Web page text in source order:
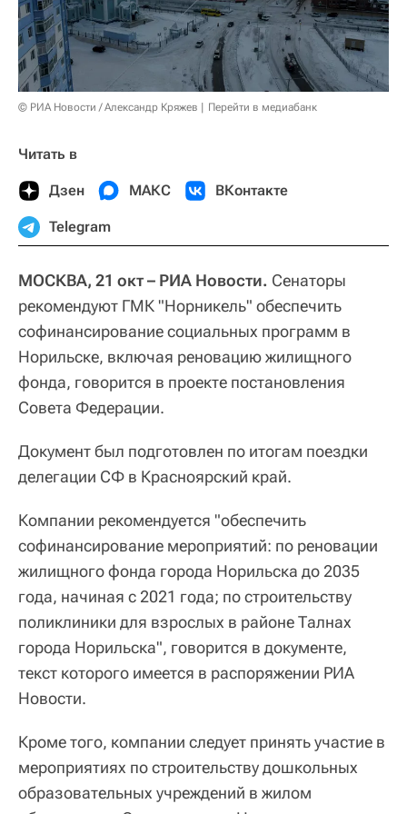
© РИА Новости / Александр Кряжев Перейти в медиабанк
Читать в
Дзен МАКС ВКонтакте
Telegram
МОСКВА, 21 окт – РИА Новости. Сенаторы
рекомендуют ГМК "Норникель" обеспечить
софинансирование социальных программ в
Норильске, включая реновацию жилищного
фонда, говорится в проекте постановления
Совета Федерации.
Документ был подготовлен по итогам поездки
делегации СФ в Красноярский край.
Компании рекомендуется "обеспечить
софинансирование мероприятий: по реновации
жилищного фонда города Норильска до 2035
года, начиная с 2021 года; по строительству
поликлиники для взрослых в районе Талнах
города Норильска", говорится в документе,
текст которого имеется в распоряжении РИА
Новости.
Кроме того, компании следует принять участие в
мероприятиях по строительству дошкольных
образовательных учреждений в жилом